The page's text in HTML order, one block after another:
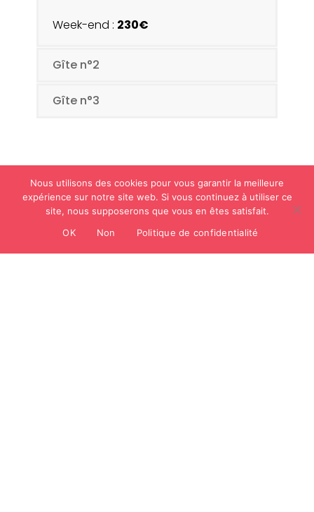
Week-end : 230€
Gîte n°2
Gîte n°3
Nous utilisons des cookies pour vous garantir la meilleure
expérience sur notre site web. Si vous continuez à utiliser ce
site, nous supposerons que vous en êtes satisfait.
OK
Non Politique de confidentialité